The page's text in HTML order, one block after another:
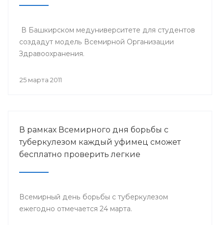
В Башкирском медуниверситете для студентов
создадут модель Всемирной Организации
Здравоохранения.
25 марта 2011
В рамках Всемирного дня борьбы с
туберкулезом каждый уфимец сможет
бесплатно проверить легкие
Всемирный день борьбы с туберкулезом
ежегодно отмечается 24 марта.